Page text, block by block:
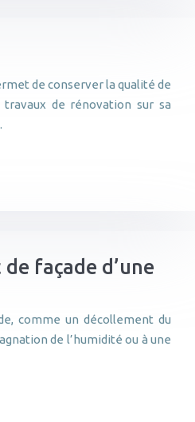
de conserver la qualité de
de rénovation sur sa
façade d’une
comme un décollement du
de l’humidité ou à une